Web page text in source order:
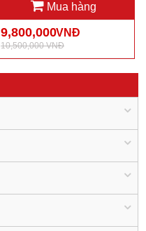
Mua hàng
9,800,000VNĐ
10,500,000 VNĐ